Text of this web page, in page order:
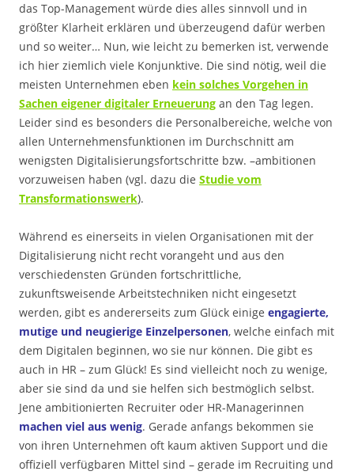
das Top-Management würde dies alles sinnvoll und in
größter Klarheit erklären und überzeugend dafür werben
und so weiter… Nun, wie leicht zu bemerken ist, verwende
ich hier ziemlich viele Konjunktive. Die sind nötig, weil die
meisten Unternehmen eben kein solches Vorgehen in
Sachen eigener digitaler Erneuerung an den Tag legen.
Leider sind es besonders die Personalbereiche, welche von
allen Unternehmensfunktionen im Durchschnitt am
wenigsten Digitalisierungsfortschritte bzw. –ambitionen
vorzuweisen haben (vgl. dazu die Studie vom
Transformationswerk).
Während es einerseits in vielen Organisationen mit der
Digitalisierung nicht recht vorangeht und aus den
verschiedensten Gründen fortschrittliche,
zukunftsweisende Arbeitstechniken nicht eingesetzt
werden, gibt es andererseits zum Glück einige engagierte,
mutige und neugierige Einzelpersonen, welche einfach mit
dem Digitalen beginnen, wo sie nur können. Die gibt es
auch in HR – zum Glück! Es sind vielleicht noch zu wenige,
aber sie sind da und sie helfen sich bestmöglich selbst.
Jene ambitionierten Recruiter oder HR-Managerinnen
machen viel aus wenig. Gerade anfangs bekommen sie
von ihren Unternehmen oft kaum aktiven Support und die
offiziell verfügbaren Mittel sind – gerade im Recruiting und